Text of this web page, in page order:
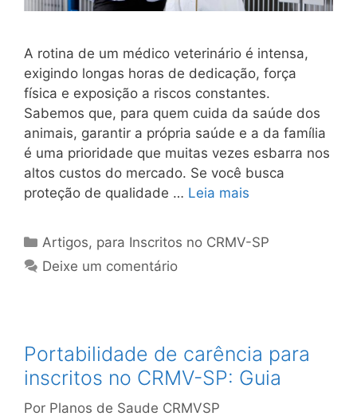
A rotina de um médico veterinário é intensa,
exigindo longas horas de dedicação, força
física e exposição a riscos constantes.
Sabemos que, para quem cuida da saúde dos
animais, garantir a própria saúde e a da família
é uma prioridade que muitas vezes esbarra nos
altos custos do mercado. Se você busca
proteção de qualidade … Leia mais
Artigos, para Inscritos no CRMV-SP
Deixe um comentário
Portabilidade de carência para
inscritos no CRMV-SP: Guia
Por Planos de Saude CRMVSP